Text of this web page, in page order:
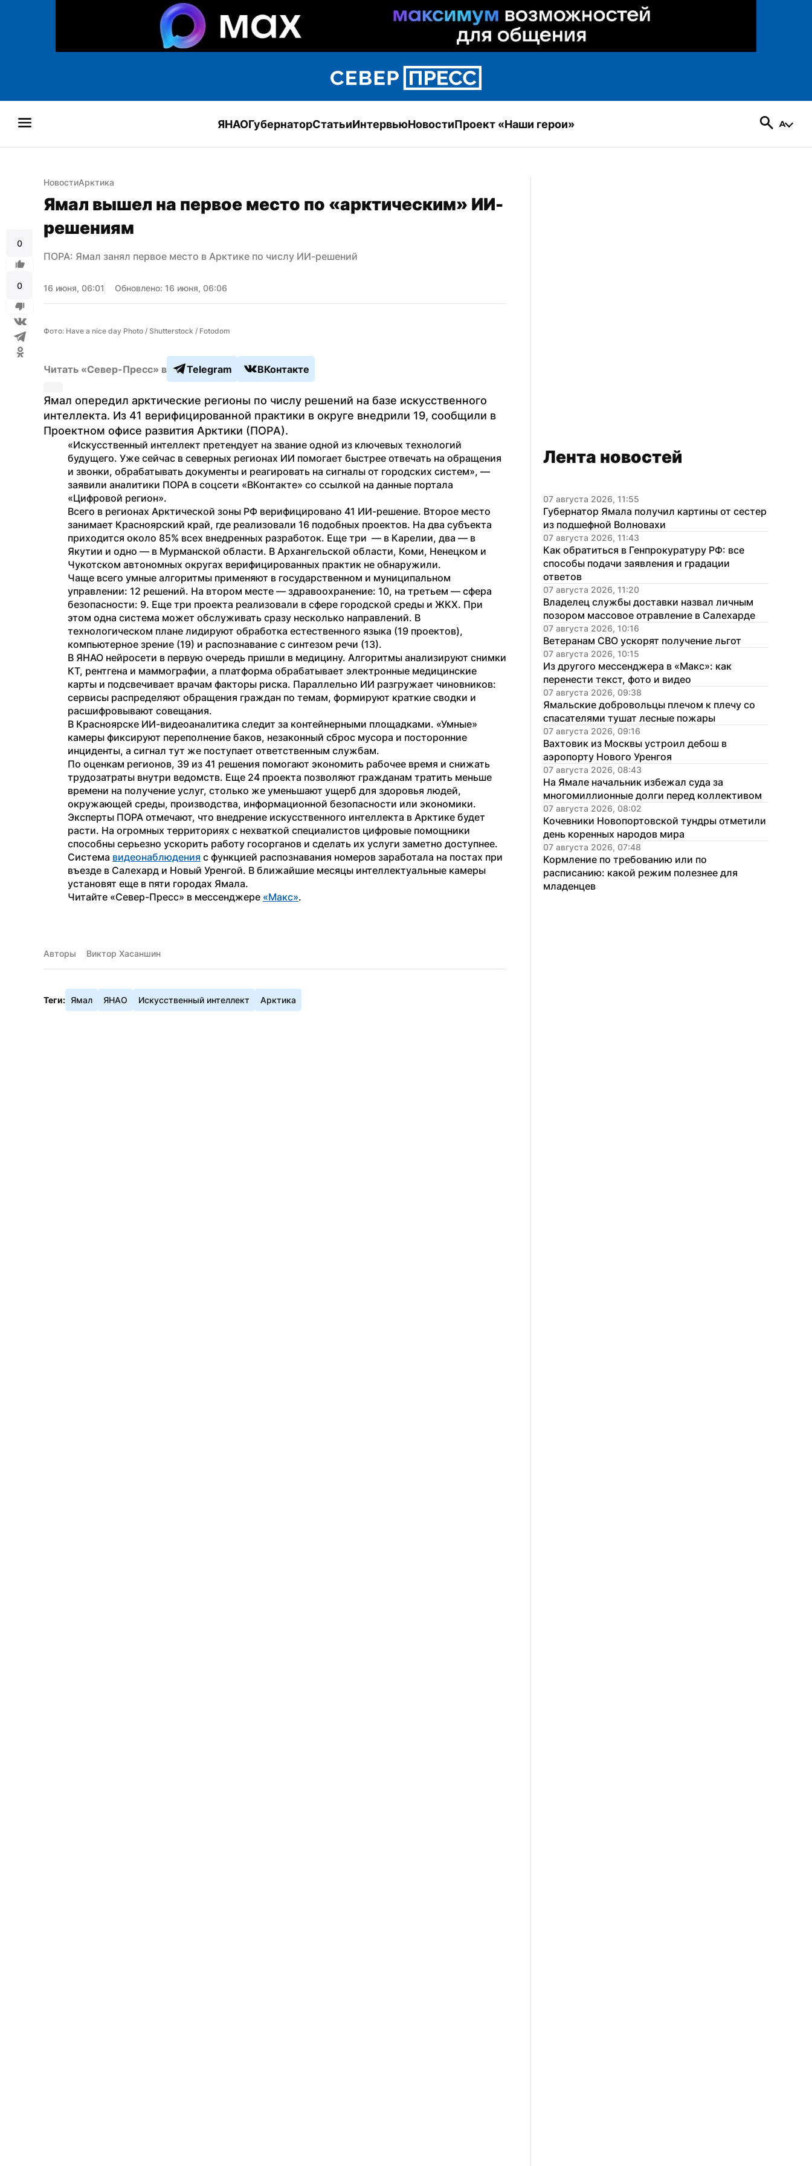
ЯНАОГубернаторСтатьиИнтервьюНовостиПроект «Наши герои»
0
0
НовостиАрктика
Ямал вышел на первое место по «арктическим» ИИ-
решениям
ПОРА: Ямал занял первое место в Арктике по числу ИИ-решений
16 июня, 06:01 Обновлено: 16 июня, 06:06
Фото: Have a nice day Photo / Shutterstock / Fotodom
Читать «Север-Пресс» в Telegram ВКонтакте
Ямал опередил арктические регионы по числу решений на базе искусственного
интеллекта. Из 41 верифицированной практики в округе внедрили 19, сообщили в
Проектном офисе развития Арктики (ПОРА).
«Искусственный интеллект претендует на звание одной из ключевых технологий
будущего. Уже сейчас в северных регионах ИИ помогает быстрее отвечать на обращения
и звонки, обрабатывать документы и реагировать на сигналы от городских систем», —
заявили аналитики ПОРА в соцсети «ВКонтакте» со ссылкой на данные портала
«Цифровой регион».
Всего в регионах Арктической зоны РФ верифицировано 41 ИИ-решение. Второе место
занимает Красноярский край, где реализовали 16 подобных проектов. На два субъекта
приходится около 85% всех внедренных разработок. Еще три  — в Карелии, два — в
Якутии и одно — в Мурманской области. В Архангельской области, Коми, Ненецком и
Чукотском автономных округах верифицированных практик не обнаружили.
Чаще всего умные алгоритмы применяют в государственном и муниципальном
управлении: 12 решений. На втором месте — здравоохранение: 10, на третьем — сфера
безопасности: 9. Еще три проекта реализовали в сфере городской среды и ЖКХ. При
этом одна система может обслуживать сразу несколько направлений. В
технологическом плане лидируют обработка естественного языка (19 проектов),
компьютерное зрение (19) и распознавание с синтезом речи (13).
В ЯНАО нейросети в первую очередь пришли в медицину. Алгоритмы анализируют снимки
КТ, рентгена и маммографии, а платформа обрабатывает электронные медицинские
карты и подсвечивает врачам факторы риска. Параллельно ИИ разгружает чиновников:
сервисы распределяют обращения граждан по темам, формируют краткие сводки и
расшифровывают совещания.
В Красноярске ИИ-видеоаналитика следит за контейнерными площадками. «Умные»
камеры фиксируют переполнение баков, незаконный сброс мусора и посторонние
инциденты, а сигнал тут же поступает ответственным службам.
По оценкам регионов, 39 из 41 решения помогают экономить рабочее время и снижать
трудозатраты внутри ведомств. Еще 24 проекта позволяют гражданам тратить меньше
времени на получение услуг, столько же уменьшают ущерб для здоровья людей,
окружающей среды, производства, информационной безопасности или экономики.
Эксперты ПОРА отмечают, что внедрение искусственного интеллекта в Арктике будет
расти. На огромных территориях с нехваткой специалистов цифровые помощники
способны серьезно ускорить работу госорганов и сделать их услуги заметно доступнее.
Система видеонаблюдения с функцией распознавания номеров заработала на постах при
въезде в Салехард и Новый Уренгой. В ближайшие месяцы интеллектуальные камеры
установят еще в пяти городах Ямала.
Читайте «Север-Пресс» в мессенджере «Макс».
Авторы Виктор Хасаншин
Теги: Ямал ЯНАО Искусственный интеллект Арктика
Лента новостей
07 августа 2026, 11:55
Губернатор Ямала получил картины от сестер
из подшефной Волновахи
07 августа 2026, 11:43
Как обратиться в Генпрокуратуру РФ: все
способы подачи заявления и градации
ответов
07 августа 2026, 11:20
Владелец службы доставки назвал личным
позором массовое отравление в Салехарде
07 августа 2026, 10:16
Ветеранам СВО ускорят получение льгот
07 августа 2026, 10:15
Из другого мессенджера в «Макс»: как
перенести текст, фото и видео
07 августа 2026, 09:38
Ямальские добровольцы плечом к плечу со
спасателями тушат лесные пожары
07 августа 2026, 09:16
Вахтовик из Москвы устроил дебош в
аэропорту Нового Уренгоя
07 августа 2026, 08:43
На Ямале начальник избежал суда за
многомиллионные долги перед коллективом
07 августа 2026, 08:02
Кочевники Новопортовской тундры отметили
день коренных народов мира
07 августа 2026, 07:48
Кормление по требованию или по
расписанию: какой режим полезнее для
младенцев